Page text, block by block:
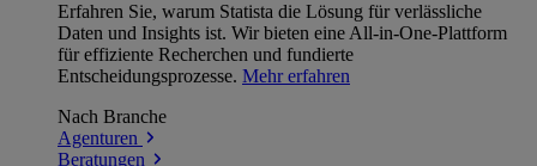
Erfahren Sie, warum Statista die Lösung für verlässliche
Daten und Insights ist. Wir bieten eine All-in-One-Plattform
für effiziente Recherchen und fundierte
Entscheidungsprozesse. Mehr erfahren
Nach Branche
Agenturen
Beratungen